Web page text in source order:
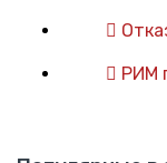
РИМ